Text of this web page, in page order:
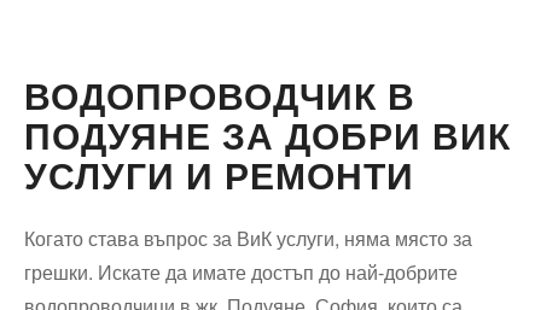
ВОДОПРОВОДЧИК В
ПОДУЯНЕ ЗА ДОБРИ ВИК
УСЛУГИ И РЕМОНТИ
Когато става въпрос за ВиК услуги, няма място за
грешки. Искате да имате достъп до най-добрите